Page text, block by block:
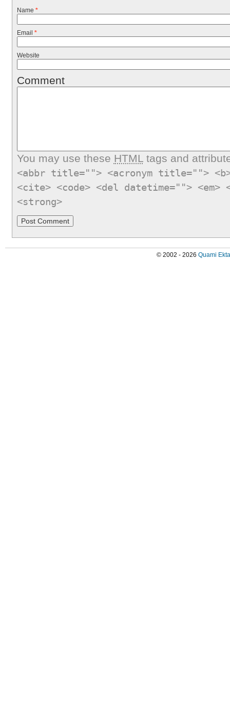
Name *
Email *
Website
Comment
You may use these HTMLtags and
<abbr title=""> <acronym title="">
<cite> <code> <del datetime="">
<strong>
© 2002 - 2026 Quami